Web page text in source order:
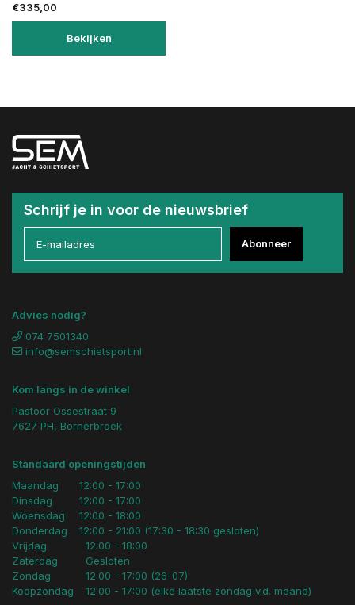
€335,00
Bekijken
Schrijf je in voor de nieuwsbrief
Abonneer
Advies nodig?
074 7501340
info@semschietsport.nl
Kom langs in de winkel
Pastoor Ossestraat 9
7627 PH, Bornerbroek
Standaard openingstijden
Maandag
Dinsdag
Woensdag
Donderdag
12:00 - 17:00
12:00 - 17:00
12:00 - 18:00
12:00 - 21:00 (17:30 - 18:30 gesloten)
Vrijdag
Zaterdag
Zondag
Koopzondag
12:00 - 18:00
Gesloten
12:00 - 17:00 (26-07)
12:00 - 17:00 (elke laatste zondag v.d. maand)